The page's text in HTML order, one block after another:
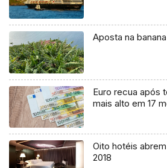
Aposta na
Euro recua após
mais alto em 17
Oito hotéis
2018